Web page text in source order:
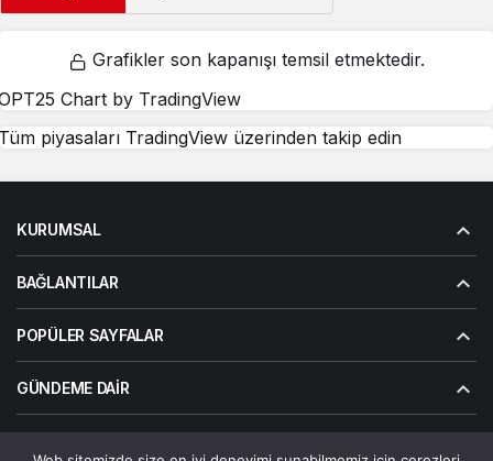
Grafikler son kapanışı temsil etmektedir.
Chart by TradingView
piyasaları TradingView üzerinden takip edin
KURUMSAL
BAĞLANTILAR
POPÜLER SAYFALAR
GÜNDEME DAIR